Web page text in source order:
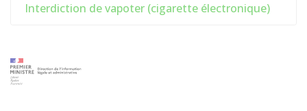
Interdiction de vapoter (cigarette électronique)